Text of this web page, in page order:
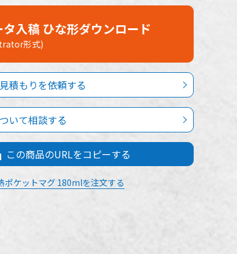
タ入稿 ひな形ダウンロード
形式)
積もりを依頼する
いて相談する
この商品のURLをコピーする
ポケットマグ 180mlを注文する